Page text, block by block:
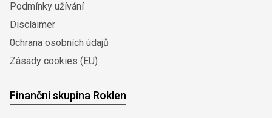
Podmínky užívání
Disclaimer
0chrana osobních údajů
Zásady cookies (EU)
Finanční skupina Roklen